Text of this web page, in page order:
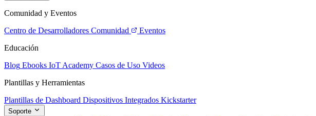
Comunidad y Eventos
Centro de Desarrolladores Comunidad
Eventos
Educación
Blog Ebooks IoT Academy Casos de Uso Videos
Plantillas y Herramientas
Plantillas de Dashboard Dispositivos Integrados Kickstarter
Soporte